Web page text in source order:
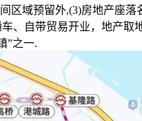
区域预留外,(3)房地产座落
、自带贸易开业，地产取
”之一.